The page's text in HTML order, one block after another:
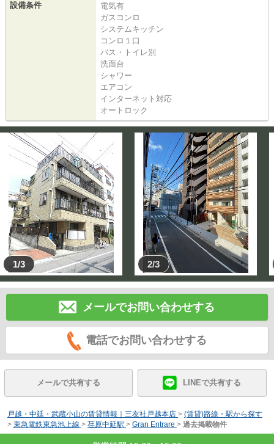
設備条件
電気有
ガスコンロ
システムキッチン
コンロ１口
バス・トイレ別
洗面台
シャワー
エアコン
インターネット対応
オートロック
1/3 2/3
メールでお問い合わせする
電話でお問い合わせする
メールで共有する LINEで共有する
戸越・中延・武蔵小山の賃貸情報｜三友社戸越本店 > (賃貸)路線・駅から探す
> 東急電鉄東急池上線 > 荏原中延駅 > Gran Entrare > 過去掲載物件